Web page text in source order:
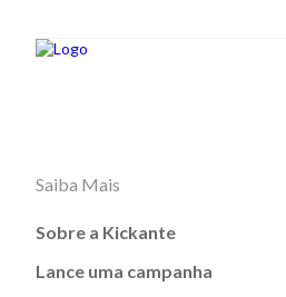
Saiba Mais
Sobre a Kickante
Lance uma campanha